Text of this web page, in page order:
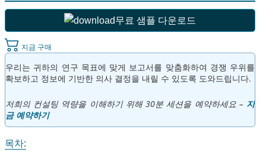
무료 샘플 다운로드
지금 구매
우리는 귀하의 연구 목표에 맞게 보고서를 맞춤화하여 경쟁 우위를
확보하고 정보에 기반한 의사 결정을 내릴 수 있도록 도와드립니다.
저희의 컨설팅 역량을 이해하기 위해 30분 세션을 예약하세요 – 지
금 예약하기
목차: